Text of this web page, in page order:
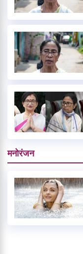
मनोरंजन